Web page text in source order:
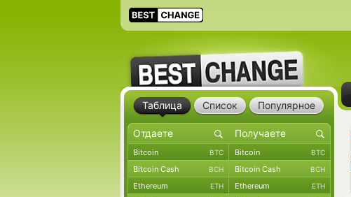
Таблица Список Популярное
Bitcoin BTC Bitcoin BTC
Bitcoin Cash BCH Bitcoin Cash BCH
Ethereum ETH Ethereum ETH